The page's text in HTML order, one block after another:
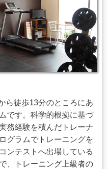
ら徒歩13分のところにあ
です。科学的根拠に基づ
務経験を積んだトレーナ
グラムでトレーニングを
ンテストへ出場している
、トレーニング上級者の